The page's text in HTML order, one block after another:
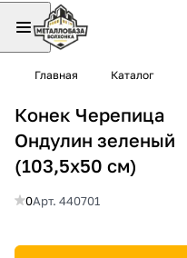
Главная Каталог
Конек Черепица
Ондулин зеленый
(103,5х50 см)
0Арт. 440701